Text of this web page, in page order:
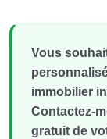
Vous
immobilier
Contactez-
gratuit de